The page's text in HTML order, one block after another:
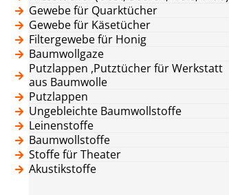
Gewebe für Quarktücher
Gewebe für Käsetücher
Filtergewebe für Honig
Baumwollgaze
Putzlappen ,Putztücher für Werkstatt
aus Baumwolle
Putzlappen
Ungebleichte Baumwollstoffe
Leinenstoffe
Baumwollstoffe
Stoffe für Theater
Akustikstoffe